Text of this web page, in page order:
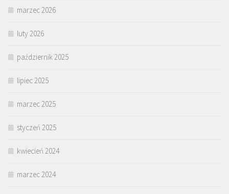
marzec 2026
luty 2026
październik 2025
lipiec 2025
marzec 2025
styczeń 2025
kwiecień 2024
marzec 2024